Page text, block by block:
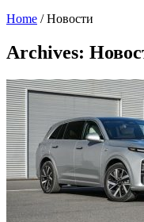
Home / Новости
Archives: